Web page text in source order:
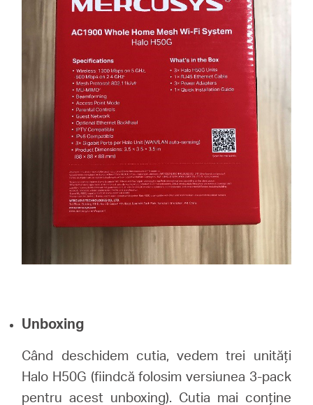
Unboxing
Când deschidem cutia, vedem trei unități
Halo H50G (fiindcă folosim versiunea 3-pack
pentru acest unboxing). Cutia mai conține